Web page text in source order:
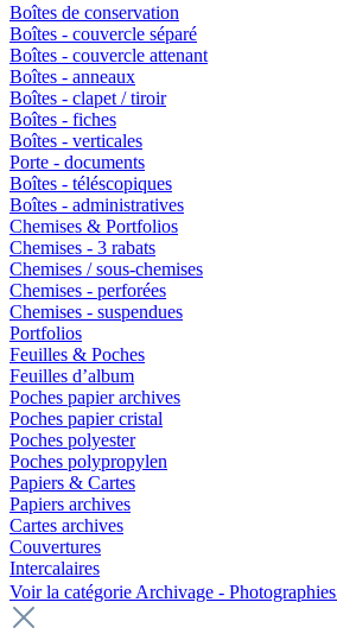
Boîtes de conservation
Boîtes - couvercle séparé
Boîtes - couvercle attenant
Boîtes - anneaux
Boîtes - clapet / tiroir
Boîtes - fiches
Boîtes - verticales
Porte - documents
Boîtes - téléscopiques
Boîtes - administratives
Chemises & Portfolios
Chemises - 3 rabats
Chemises / sous-chemises
Chemises - perforées
Chemises - suspendues
Portfolios
Feuilles & Poches
Feuilles d’album
Poches papier archives
Poches papier cristal
Poches polyester
Poches polypropylen
Papiers & Cartes
Papiers archives
Cartes archives
Couvertures
Intercalaires
Voir la catégorie Archivage - Photographies